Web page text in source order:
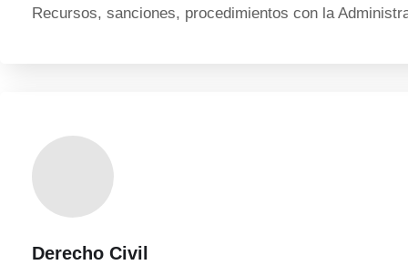
Recursos, sanciones, procedimientos con la
Derecho Civil